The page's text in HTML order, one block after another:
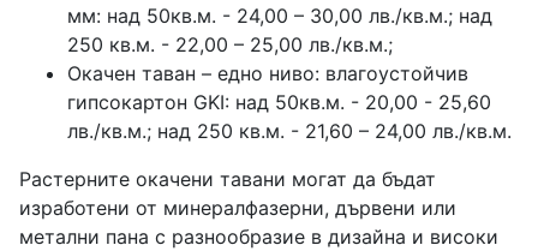
мм: над 50кв.м. - 24,00 – 30,00 лв./кв.м.; над
250 кв.м. - 22,00 – 25,00 лв./кв.м.;
Окачен таван – едно ниво: влагоустойчив
гипсокартон GKI: над 50кв.м. - 20,00 - 25,60
лв./кв.м.; над 250 кв.м. - 21,60 – 24,00 лв./кв.м.
Растерните окачени тавани могат да бъдат
изработени от минералфазерни, дървени или
метални пана с разнообразие в дизайна и високи